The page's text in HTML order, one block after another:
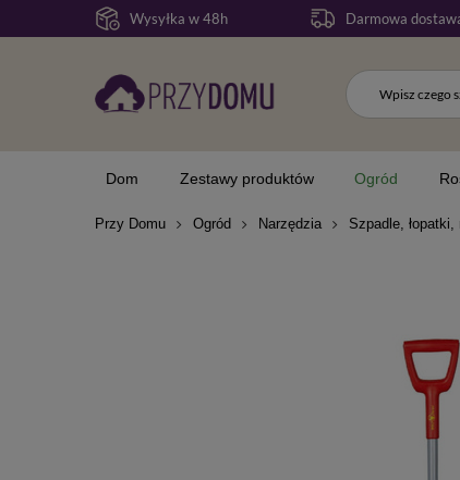
Wysyłka w 48h Darmowa
Dom Zestawy produktów Ogród
Przy Domu Ogród Narzędzia Szpadle, łopatki,